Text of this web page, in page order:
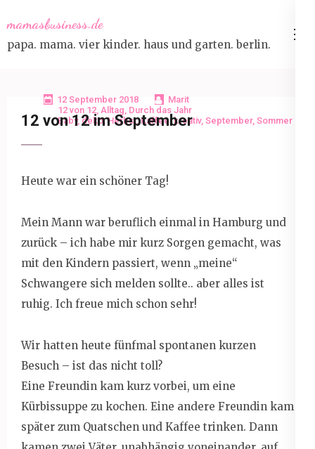
to
content
mamasbusiness.de
papa. mama. vier kinder. haus und garten. berlin.
12 September 2018
Marit
12 von 12, Alltag, Durch das Jahr
Baby , deko,Herbst,Kaffee ,kreativ, September, Sommer
12 von 12 im September
Heute war ein schöner Tag!
Mein Mann war beruflich einmal in Hamburg und
zurück – ich habe mir kurz Sorgen gemacht, was
mit den Kindern passiert, wenn „meine“
Schwangere sich melden sollte.. aber alles ist
ruhig. Ich freue mich schon sehr!
Wir hatten heute fünfmal spontanen kurzen
Besuch – ist das nicht toll?
Eine Freundin kam kurz vorbei, um eine
Kürbissuppe zu kochen. Eine andere Freundin kam
später zum Quatschen und Kaffee trinken. Dann